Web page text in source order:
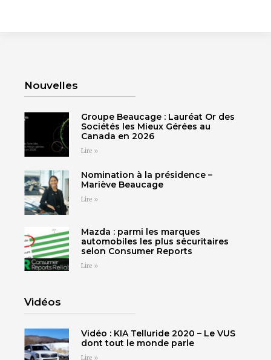
Nouvelles
Groupe Beaucage : Lauréat Or des
Sociétés les Mieux Gérées au
Canada en 2026
Lire »
Nomination à la présidence –
Mariève Beaucage
Lire »
Mazda : parmi les marques
automobiles les plus sécuritaires
selon Consumer Reports
Lire »
Vidéos
Vidéo : KIA Telluride 2020 – Le VUS
dont tout le monde parle
Lire »
SHERBROOKE
MAGOG
DRUMMONDVILLE
COWANSVILLE
MAGOG
SHERBROOKE
DRUMMONDVILLE
VICTORIAVILLE